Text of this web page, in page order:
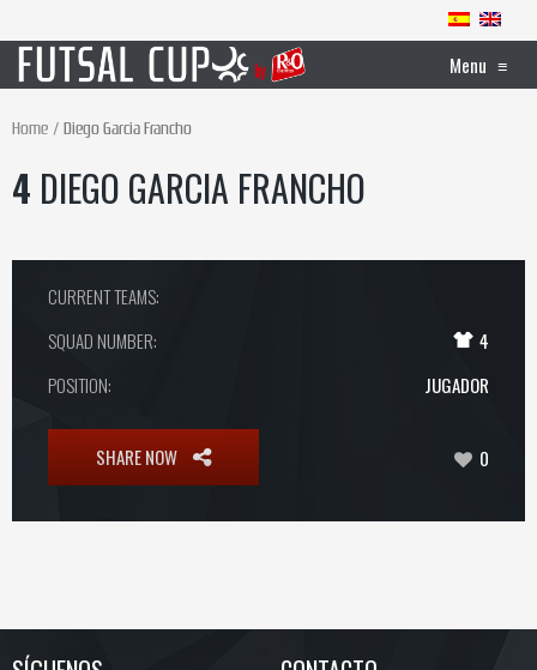
Menu ≡
Home Diego Garcia Francho
4 DIEGO GARCIA FRANCHO
CURRENT TEAMS:
SQUAD NUMBER:
4
POSITION:
JUGADOR
SHARE NOW 0